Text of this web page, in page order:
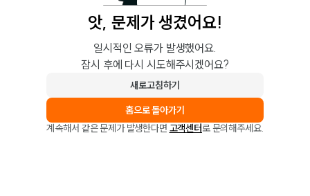
앗, 문제가 생겼어요!
일시적인 오류가 발생했어요.
잠시 후에 다시 시도해주시겠어요?
새로고침하기
홈으로 돌아가기
계속해서 같은 문제가 발생한다면 고객센터로 문의해주세요.